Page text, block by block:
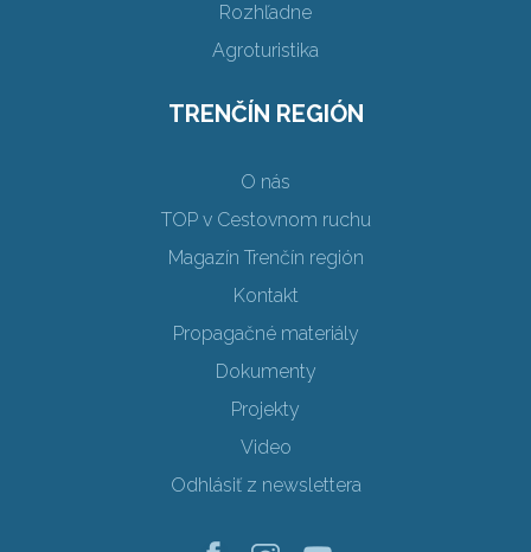
Rozhľadne
Agroturistika
TRENČÍN REGIÓN
O nás
TOP v Cestovnom ruchu
Magazín Trenčín región
Kontakt
Propagačné materiály
Dokumenty
Projekty
Video
Odhlásiť z newslettera